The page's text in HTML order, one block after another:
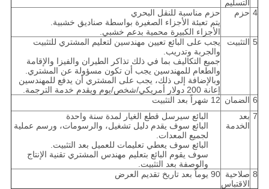
التسليم
4 حزم
حزم مناسبة للنقل البحري
يتم تعبئة الأجزاء الصغيرة بواسطة صناديق خشبية.
الأجزاء الكبيرة محمية بدعم خشبي.
5 التثبيت
يجب على البائع تعيين مهندسين لتعليم المشتري للتثبيت
والجربة وتدريب.
جميع التكاليف بما في ذلك تذاكر الطيران والفيزا والإقامة
والطعام للمهندسين يجب أن تكون مسؤولة عن المشتري.
وبالإضافة إلى ذلك، يجب على المشتري أن يدفع للمهندسين
إعانة 200 دولار أمريكي/شخص/يوم ويقدم خدمة الترجمة.
6 الضمان 12 شهراً بعد التثبيت
7 بعد
الخدمة
البائع سيرسل قطع الغيار لمدة سنة واحدة
البائع سوف يقدم دليل تشغيل، والرسومات، ورسم عملية
لجميع المعدات.
البائع سوف يعطي تعليمات للعميل بعد التثبيت.
سوف يقوم البائع بتعليم مهندس المشتري تقنية الإنتاج
والوصفة بعد التثبيت.
8 صلاحية
الاقتباس
90 يوماً بعد تاريخ تقديم العرض